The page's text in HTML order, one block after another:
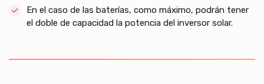
En el caso de las baterías, como máximo, podrán tener
el doble de capacidad la potencia del inversor solar.